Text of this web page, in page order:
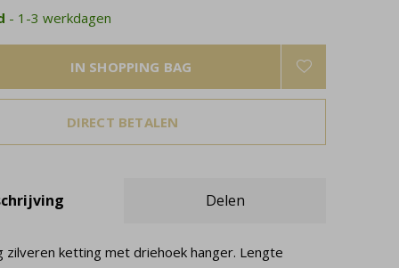
- 1-3 werkdagen
IN SHOPPING BAG
DIRECT BETALEN
Delen
zilveren ketting met driehoek hanger. Lengte